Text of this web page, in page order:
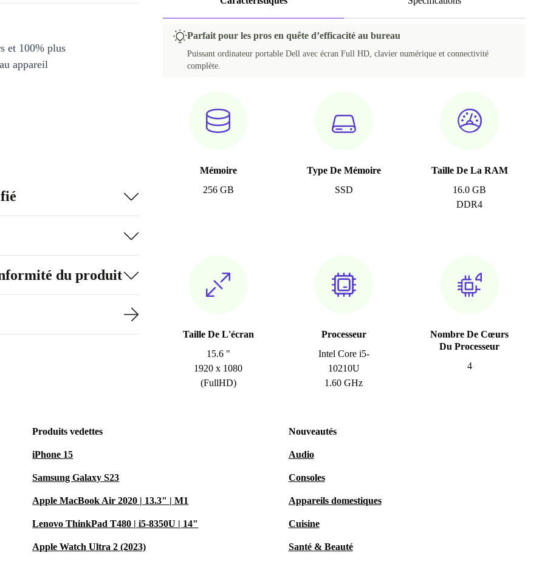
Parfait pour les pros en quête d’efficacité au bureau
Puissant ordinateur portable Dell avec écran Full HD, clavier numérique et connectivité
complète.
Mémoire
256 GB
Type De Mémoire
SSD
Taille De La RAM
16.0 GB
DDR4
Taille De L'écran
15.6 "
1920 x 1080
(FullHD)
Processeur
Intel Core i5-
10210U
1.60 GHz
Nombre De Cœurs
Du Processeur
4
et 100% plus
appareil
du produit
Produits vedettes
iPhone 15
Samsung Galaxy S23
Apple MacBook Air 2020 | 13.3" | M1
Lenovo ThinkPad T480 | i5-8350U | 14"
Apple Watch Ultra 2 (2023)
Nouveautés
Audio
Consoles
Appareils domestiques
Cuisine
Santé & Beauté